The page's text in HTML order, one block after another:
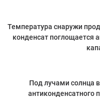
Температура снаружи
конденсат поглощается
Под лучами солнца
антиконденсатного